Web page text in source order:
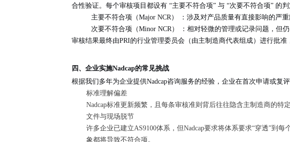
合性验证。每个审核项目都设有 “主要不符合项” 与 “次要不符合项” 的判
主要不符合项（Major NCR）
：涉及对产品质量有直接影响的严
次要不符合项（Minor NCR）
：相对轻微的管理或记录问题，但仍
审核结果最终由PRI的行业管理委员会（由主制造商代表组成）进行批准
四、企业实施Nadcap的常见挑战
根据我们多年为企业提供Nadcap咨询服务的经验，企业在首次申请或复
标准理解偏差
Nadcap标准更新频繁，且每条审核准则背后往往隐含主制造商的特
文件与现场脱节
许多企业已建立AS9100体系，但Nadcap要求将体系要求“穿透”到
象都将导致不符合项。